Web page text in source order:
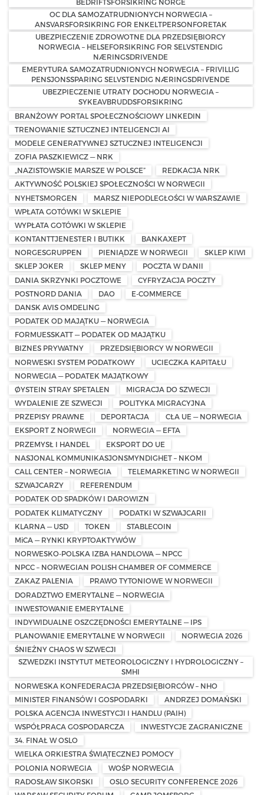
OC DLA SAMOZATRUDNIONYCH NORWEGIA –
ANSVARSFORSIKRING FOR ENKELTPERSONFORETAK
UBEZPIECZENIE ZDROWOTNE DLA PRZEDSIĘBIORCY
NORWEGIA – HELSEFORSIKRING FOR SELVSTENDIG
NÆRINGSDRIVENDE
EMERYTURA SAMOZATRUDNIONYCH NORWEGIA – FRIVILLIG
PENSJONSSPARING SELVSTENDIG NÆRINGSDRIVENDE
UBEZPIECZENIE UTRATY DOCHODU NORWEGIA –
SYKEAVBRUDDSFORSIKRING
BRANŻOWY PORTAL SPOŁECZNOŚCIOWY LINKEDIN
TRENOWANIE SZTUCZNEJ INTELIGENCJI AI
MODELE GENERATYWNEJ SZTUCZNEJ INTELIGENCJI
ZOFIA PASZKIEWICZ — NRK
„NAZISTOWSKIE MARSZE W POLSCE”
REDKACJA NRK
AKTYWNOŚĆ POLSKIEJ SPOŁECZNOŚCI W NORWEGII
NYHETSMORGEN
MARSZ NIEPODLEGŁOŚCI W WARSZAWIE
WPŁATA GOTÓWKI W SKLEPIE
WYPŁATA GOTÓWKI W SKLEPIE
KONTANTTJENESTER I BUTIKK
BANKAXEPT
NORGESGRUPPEN
PIENIĄDZE W NORWEGII
SKLEP KIWI
SKLEP JOKER
SKLEP MENY
POCZTA W DANII
DANIA SKRZYNKI POCZTOWE
CYFRYZACJA POCZTY
POSTNORD DANIA
DAO
E-COMMERCE
DANSK AVIS OMDELING
PODATEK OD MAJĄTKU — NORWEGIA
FORMUESSKATT — PODATEK OD MAJĄTKU
BIZNES PRYWATNY
PRZEDSIĘBIORCY W NORWEGII
NORWESKI SYSTEM PODATKOWY
UCIECZKA KAPITAŁU
NORWEGIA — PODATEK MAJĄTKOWY
ØYSTEIN STRAY SPETALEN
MIGRACJA DO SZWECJI
WYDALENIE ZE SZWECJI
POLITYKA MIGRACYJNA
PRZEPISY PRAWNE
DEPORTACJA
CŁA UE — NORWEGIA
EKSPORT Z NORWEGII
NORWEGIA — EFTA
PRZEMYSŁ I HANDEL
EKSPORT DO UE
NASJONAL KOMMUNIKASJONSMYNDIGHET – NKOM
CALL CENTER – NORWEGIA
TELEMARKETING W NORWEGII
SZWAJCARZY
REFERENDUM
PODATEK OD SPADKÓW I DAROWIZN
PODATEK KLIMATYCZNY
PODATKI W SZWAJCARII
KLARNA — USD
TOKEN
STABLECOIN
MiCA — RYNKI KRYPTOAKTYWÓW
NORWESKO-POLSKA IZBA HANDLOWA — NPCC
NPCC – NORWEGIAN POLISH CHAMBER OF COMMERCE
ZAKAZ PALENIA
PRAWO TYTONIOWE W NORWEGII
DORADZTWO EMERYTALNE — NORWEGIA
INWESTOWANIE EMERYTALNE
INDYWIDUALNE OSZCZĘDNOŚCI EMERYTALNE — IPS
PLANOWANIE EMERYTALNE W NORWEGII
NORWEGIA 2026
ŚNIEŻNY CHAOS W SZWECJI
SZWEDZKI INSTYTUT METEOROLOGICZNY I HYDROLOGICZNY –
SMHI
NORWESKA KONFEDERACJA PRZEDSIĘBIORCÓW – NHO
MINISTER FINANSÓW I GOSPODARKI
ANDRZEJ DOMAŃSKI
POLSKA AGENCJA INWESTYCJI I HANDLU (PAIH)
WSPÓŁPRACA GOSPODARCZA
INWESTYCJE ZAGRANICZNE
34. FINAŁ W OSLO
WIELKA ORKIESTRA ŚWIĄTECZNEJ POMOCY
POLONIA NORWEGIA
WOŚP NORWEGIA
RADOSŁAW SIKORSKI
OSLO SECURITY CONFERENCE 2026